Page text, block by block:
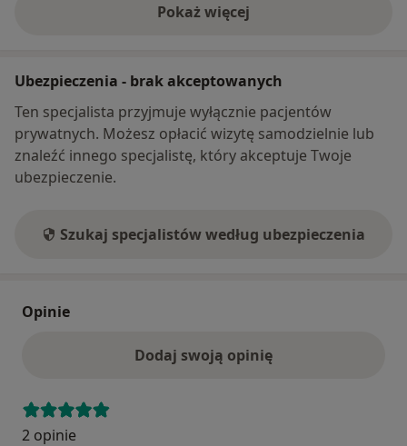
Pokaż więcej
o adresie
Ubezpieczenia - brak akceptowanych
Ten specjalista przyjmuje wyłącznie pacjentów
prywatnych. Możesz opłacić wizytę samodzielnie lub
znaleźć innego specjalistę, który akceptuje Twoje
ubezpieczenie.
Szukaj specjalistów według ubezpieczenia
Opinie
Dodaj swoją opinię
2 opinie